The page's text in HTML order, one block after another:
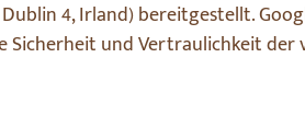
4, Irland) bereitgestellt.
und Vertraulichkeit